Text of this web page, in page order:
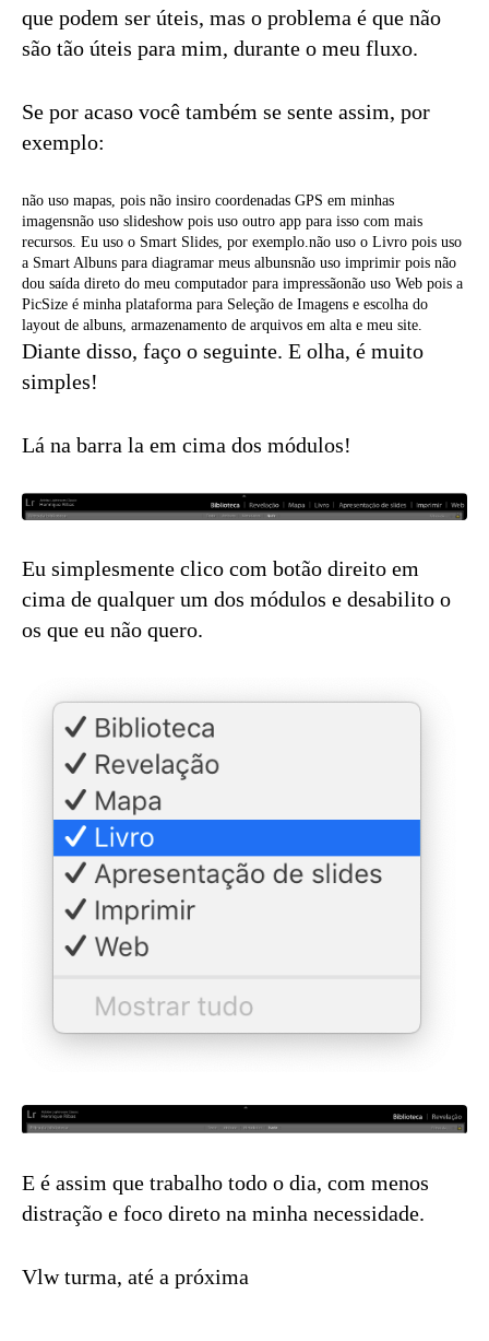
que podem ser úteis, mas o problema é que não
são tão úteis para mim, durante o meu fluxo.
Se por acaso você também se sente assim, por
exemplo:
não uso mapas, pois não insiro coordenadas GPS em minhas
imagensnão uso slideshow pois uso outro app para isso com mais
recursos. Eu uso o Smart Slides, por exemplo.não uso o Livro pois uso
a Smart Albuns para diagramar meus albunsnão uso imprimir pois não
dou saída direto do meu computador para impressãonão uso Web pois a
PicSize é minha plataforma para Seleção de Imagens e escolha do
layout de albuns, armazenamento de arquivos em alta e meu site.
Diante disso, faço o seguinte. E olha, é muito
simples!
Lá na barra la em cima dos módulos!
Eu simplesmente clico com botão direito em
cima de qualquer um dos módulos e desabilito o
os que eu não quero.
E é assim que trabalho todo o dia, com menos
distração e foco direto na minha necessidade.
Vlw turma, até a próxima